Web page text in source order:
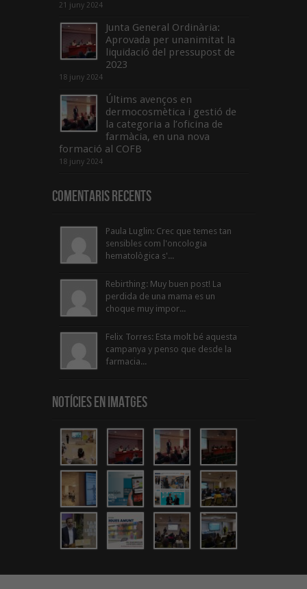
21 juny 2024
Junta General Ordinària:
Aprovada per unanimitat la
liquidació del pressupost de
2023
18 juny 2024
Últims avenços en
dermocosmètica i gestió de
la categoria a l’oficina de
farmàcia, en una nova
formació al COFB
18 juny 2024
Comentaris Recents
Paula Luglin: Crec que temes tan
sensibles com l'oncologia
hematològica s'...
Rebirthing: Muy buen post! La
perdida de una mama es un
choque muy impor...
Felix Torres: Esta molt bé aquesta
campanya y penso que desde la
farmacia...
Notícies en Imatges